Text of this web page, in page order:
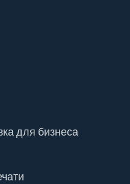
для бизнеса